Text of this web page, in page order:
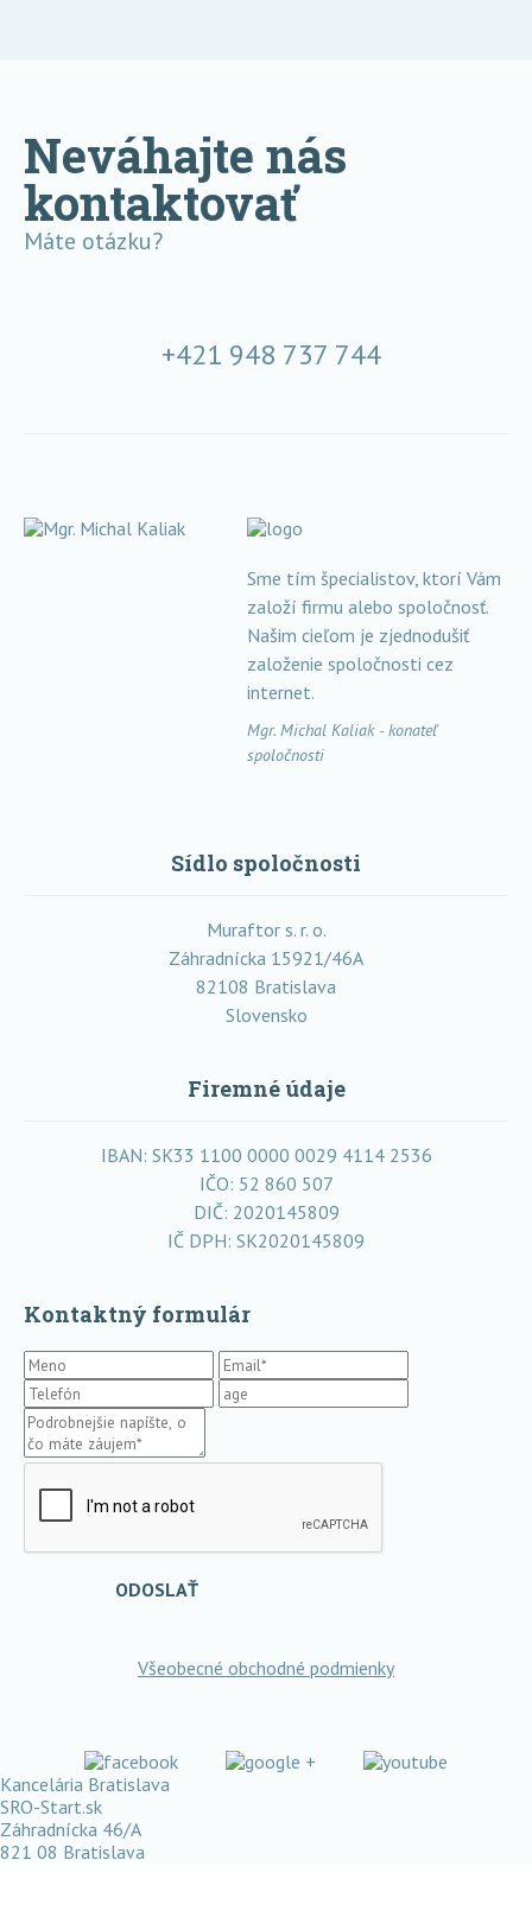
Neváhajte nás
kontaktovať
Máte otázku?
+421 948 737 744
Sme tím špecialistov, ktorí Vám
založí firmu alebo spoločnosť.
Našim cieľom je zjednodušiť
založenie spoločnosti cez
internet.
Mgr. Michal Kaliak - konateľ
spoločnosti
Sídlo spoločnosti
Muraftor s. r. o.
Záhradnícka 15921/46A
82108 Bratislava
Slovensko
Firemné údaje
IBAN: SK33 1100 0000 0029 4114 2536
IČO: 52 860 507
DIČ: 2020145809
IČ DPH: SK2020145809
Kontaktný formulár
ODOSLAŤ
Všeobecné obchodné podmienky
Kancelária Bratislava
SRO-Start.sk
Záhradnícka 46/A
821 08 Bratislava